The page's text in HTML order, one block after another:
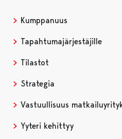
Kumppanuus
Tapahtumajärjestäjille
Tilastot
Strategia
Vastuullisuus
Yyteri kehittyy